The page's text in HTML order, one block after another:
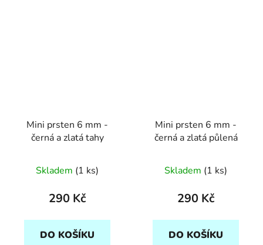
Mini prsten 6 mm -
černá a zlatá tahy
Skladem (1 ks)
290 Kč
DO KOŠÍKU
Mini prsten 6 mm -
černá a zlatá půlená
Skladem (1 ks)
290 Kč
DO KOŠÍKU